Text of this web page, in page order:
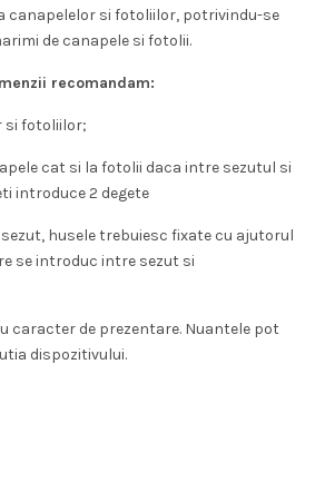
canapelelor si fotoliilor, potrivindu-se
de canapele si fotolii.
recomandam:
si fotoliilor;
cat si la fotolii daca intre sezutul si
introduce 2 degete
husele trebuiesc fixate cu ajutorul
se introduc intre sezut si
caracter de prezentare. Nuantele pot
dispozitivului.